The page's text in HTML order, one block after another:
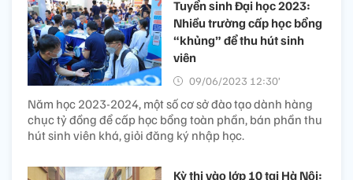
Tuyển sinh Đại học 2023:
Nhiều trường cấp học bổng
“khủng” để thu hút sinh
viên
09/06/2023 12:30’
Năm học 2023-2024, một số cơ sở đào tạo dành hàng
chục tỷ đồng để cấp học bổng toàn phần, bán phần thu
hút sinh viên khá, giỏi đăng ký nhập học.
Kỳ thi vào lớp 10 tại Hà Nội: